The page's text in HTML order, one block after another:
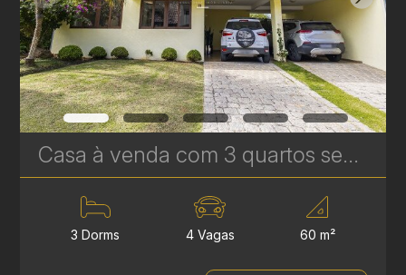
Casa à venda com 3 quartos sendo 1 suíte no Boa Vista - 201m² - Condomínio Portal Boa Vista | Ref. 1787
3 Dorms 4 Vagas 60 m²